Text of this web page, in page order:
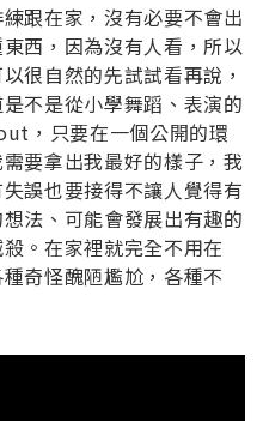
跟在家，沒有必要不會出
西，因為沒有人看，所以
很自然的先試試看再說，
不是從小學舞蹈、表演的
，只要在一個公開的環
要拿出我最好的樣子，我
誤也要接得不讓人覺得有
法、可能會發展出有趣的
。在家裡就完全不用在
奇怪醜陋尷尬，各種不